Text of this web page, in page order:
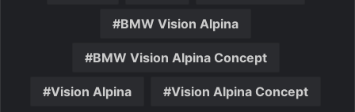
BMW Vision Alpina
BMW Vision Alpina Concept
Vision Alpina Vision Alpina Concept